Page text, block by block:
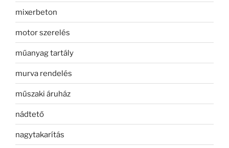
mixerbeton
motor szerelés
műanyag tartály
murva rendelés
műszaki áruház
nádtető
nagytakarítás